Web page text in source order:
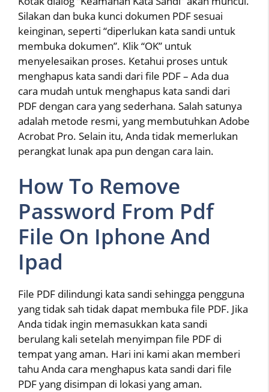
Silakan dan buka kunci dokumen PDF sesuai
keinginan, seperti “diperlukan kata sandi untuk
membuka dokumen”. Klik “OK” untuk
menyelesaikan proses. Ketahui proses untuk
menghapus kata sandi dari file PDF – Ada dua
cara mudah untuk menghapus kata sandi dari
PDF dengan cara yang sederhana. Salah satunya
adalah metode resmi, yang membutuhkan Adobe
Acrobat Pro. Selain itu, Anda tidak memerlukan
perangkat lunak apa pun dengan cara lain.
How To Remove
Password From Pdf
File On Iphone And
Ipad
File PDF dilindungi kata sandi sehingga pengguna
yang tidak sah tidak dapat membuka file PDF. Jika
Anda tidak ingin memasukkan kata sandi
berulang kali setelah menyimpan file PDF di
tempat yang aman. Hari ini kami akan memberi
tahu Anda cara menghapus kata sandi dari file
PDF yang disimpan di lokasi yang aman.